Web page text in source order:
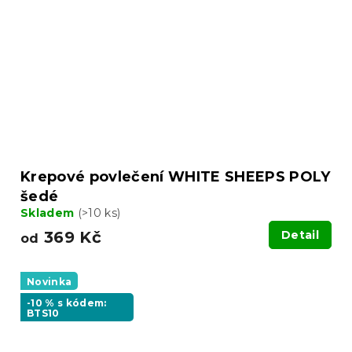
Krepové povlečení WHITE SHEEPS POLY
šedé
Skladem (>10 ks)
od 369 Kč Detail
Novinka
-10 % s kódem:
BTS10